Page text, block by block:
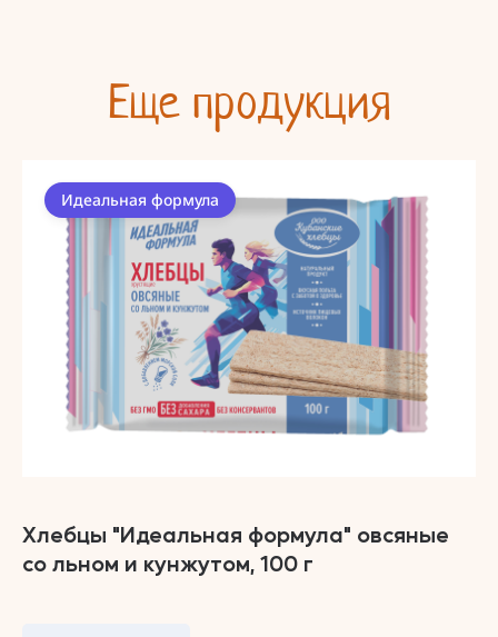
Еще продукция
Идеальная формула
Хлебцы "Идеальная формула" овсяные
со льном и кунжутом, 100 г